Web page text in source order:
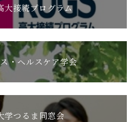
大接続プログラム
・ヘルスケア学会
学つるま同窓会